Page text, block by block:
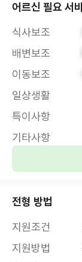
어르신 필요 서
식사보조
배변보조
이동보조
일상생활
특이사항
기타사항
전형 방법
지원조건
지원방법